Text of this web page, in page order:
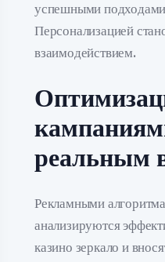
успешными
Персонализацией
взаимодействием.
реальным
Рекламными
анализируются
казино зеркало и